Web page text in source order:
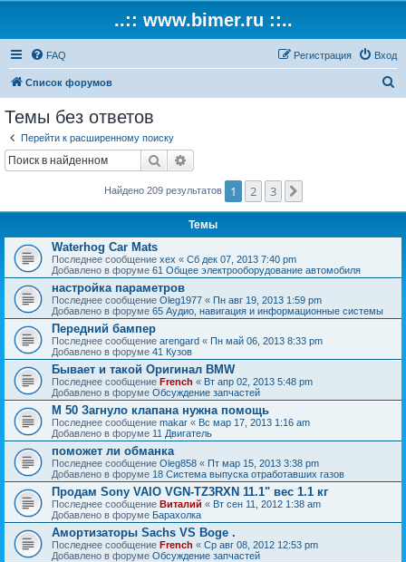
..:: www.bimer.ru ::..
FAQ Вход
Регистрация
Список форумов
Темы без ответов
Перейти к расширенному поиску
Поиск
Найдено 209 результатов 1 2 3
Темы
Waterhog Car Mats
Последнее сообщение xex « Сб дек 07, 2013 7:40 pm
Добавлено в форуме 61 Общее электрооборудование автомобиля
настройка параметров
Последнее сообщение Oleg1977 « Пн авг 19, 2013 1:59 pm
Добавлено в форуме 65 Аудио, навигация и информационные системы
Передний бампер
Последнее сообщение arengard « Пн май 06, 2013 8:33 pm
Добавлено в форуме 41 Кузов
Бывает и такой Оригинал BMW
Последнее сообщение French « Вт апр 02, 2013 5:48 pm
Добавлено в форуме Обсуждение запчастей
M 50 Загнуло клапана нужна помощь
Последнее сообщение makar « Вс мар 17, 2013 1:16 am
Добавлено в форуме 11 Двигатель
поможет ли обманка
Последнее сообщение Oleg858 « Пт мар 15, 2013 3:38 pm
Добавлено в форуме 18 Система выпуска отработавших газов
Продам Sony VAIO VGN-TZ3RXN 11.1" вес 1.1 кг
Последнее сообщение Виталий « Вт сен 11, 2012 1:38 am
Добавлено в форуме Барахолка
Амортизаторы Sachs VS Boge .
Последнее сообщение French « Ср авг 08, 2012 12:53 pm
Добавлено в форуме Обсуждение запчастей